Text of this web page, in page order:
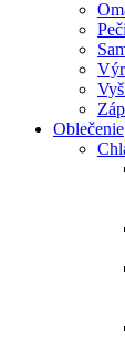
Oblečenie